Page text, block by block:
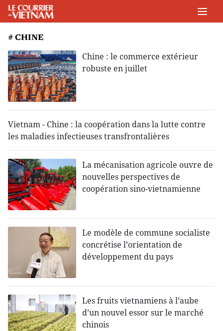
# CHINE
Chine : le commerce extérieur
robuste en juillet
Vietnam - Chine : la coopération dans la lutte contre
les maladies infectieuses transfrontalières
La mécanisation agricole ouvre de
nouvelles perspectives de
coopération sino-vietnamienne
Le modèle de commune socialiste
concrétise l’orientation de
développement du pays
Les fruits vietnamiens à l’aube
d’un nouvel essor sur le marché
chinois